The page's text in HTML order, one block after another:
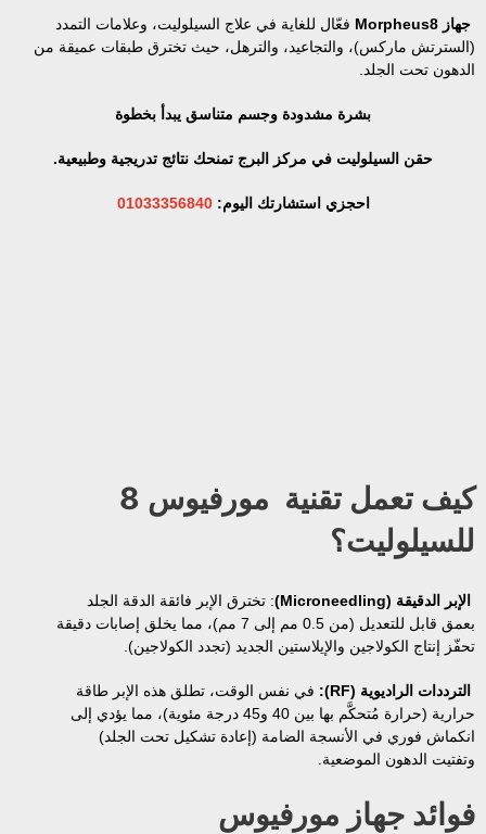
جهاز Morpheus8
فعّال للغاية في علاج السيلوليت، وعلامات التمدد
(السترتش ماركس)، والتجاعيد، والترهل، حيث تخترق طبقات عميقة من
الدهون تحت الجلد.
بشرة مشدودة وجسم متناسق يبدأ بخطوة
حقن السيلوليت في مركز البرج تمنحك نتائج تدريجية وطبيعية.
احجزي استشارتك اليوم:01033356840
كيف تعمل تقنية مورفيوس 8
للسيلوليت؟
الإبر الدقيقة (Microneedling)
: تخترق الإبر فائقة الدقة الجلد
بعمق قابل للتعديل (من 0.5 مم إلى 7 مم)، مما يخلق إصابات دقيقة
تحفّز إنتاج الكولاجين والإيلاستين الجديد (تجدد الكولاجين).
الترددات الراديوية (RF):
في نفس الوقت، تطلق هذه الإبر طاقة
حرارية (حرارة مُتحكَّم بها بين 40 و45 درجة مئوية)، مما يؤدي إلى
انكماش فوري في الأنسجة الضامة (إعادة تشكيل تحت الجلد)
وتفتيت الدهون الموضعية.
فوائد جهاز مورفيوس